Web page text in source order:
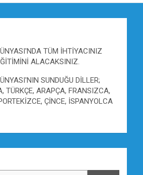
TÜM İHTİYACINIZ
ALACAKSINIZ.
SUNDUĞU DİLLER;
TÜRKÇE, ARAPÇA, FRANSIZCA,
ÇİNCE, İSPANYOLCA